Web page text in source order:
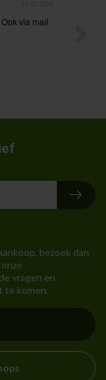
via mail
bezoek dan
vragen en
te komen.